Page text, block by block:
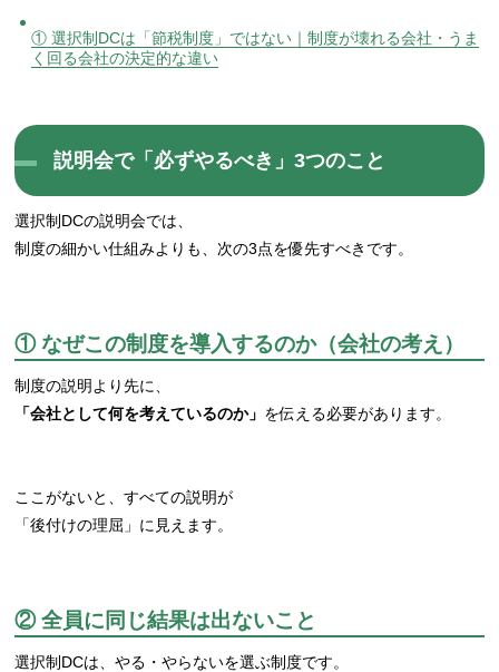
① 選択制DCは「節税制度」ではない｜制度が壊れる会社・うま
く回る会社の決定的な違い
説明会で「必ずやるべき」3つのこと
選択制DCの説明会では、
制度の細かい仕組みよりも、次の3点を優先すべきです。
① なぜこの制度を導入するのか（会社の考え）
制度の説明より先に、
「会社として何を考えているのか」 を伝える必要があります。
ここがないと、すべての説明が
「後付けの理屈」に見えます。
② 全員に同じ結果は出ないこと
選択制DCは、やる・やらないを選ぶ制度です。